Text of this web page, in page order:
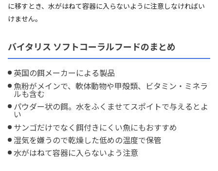
に移すとき、水がはねて容器に入らないように注意しなければい
けません。
バイタリス ソフトコーラルフードのまとめ
英国の餌メーカーによる製品
魚粉がメインで、軟体動物や甲殻類、ビタミン・ミネラ
ルも含む
パウダー状の餌。水をふくませてスポイトで与えるとよ
い
サンゴだけでなく餌付きにくい魚にもおすすめ
湿気を嫌うので乾燥した低めの温度で保管
水がはねて容器に入らないよう注意